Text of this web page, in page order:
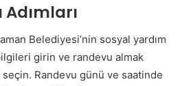
Belediyesi’nin sosyal yardım
girin ve randevu almak
Randevu günü ve saatinde